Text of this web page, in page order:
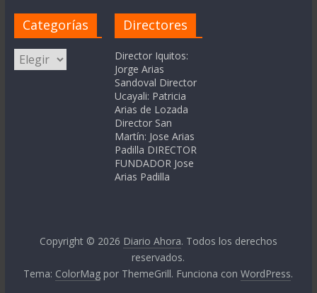
Categorías
Categorías
Directores
Director Iquitos:
Jorge Arias
Sandoval Director
Ucayali: Patricia
Arias de Lozada
Director San
Martín: Jose Arias
Padilla DIRECTOR
FUNDADOR Jose
Arias Padilla
Copyright © 2026 Diario Ahora. Todos los derechos
reservados.
Tema: ColorMag por ThemeGrill. Funciona conWordPress.